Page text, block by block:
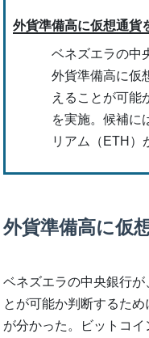
外貨準備高に仮想通貨
ベネズエラの中
外貨準備高に仮
えることが可能
を実施。候補に
リアム（ETH）
外貨準備高に仮
ベネズエラの中央銀行
とが可能か判断するた
が分かった。ビットコイ